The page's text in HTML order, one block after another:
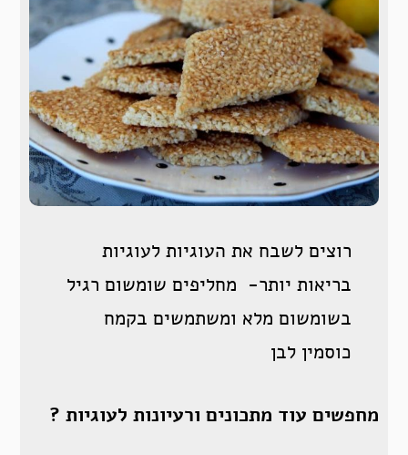
רוצים לשבח את העוגיות לעוגיות
בריאות יותר- מחליפים שומשום רגיל
בשומשום מלא ומשתמשים בקמח
כוסמין לבן
מחפשים עוד מתכונים ורעיונות לעוגיות ?